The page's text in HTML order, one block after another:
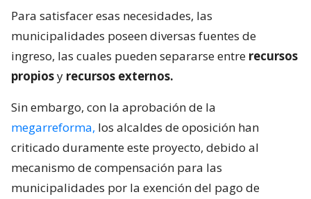
Para satisfacer esas necesidades, las
municipalidades poseen diversas fuentes de
ingreso, las cuales pueden separarse entre recursos
propiosy recursos externos.
Sin embargo, con la aprobación de la
megarreforma, los alcaldes de oposición han
criticado duramente este proyecto, debido al
mecanismo de compensación para las
municipalidades por la exención del pago de